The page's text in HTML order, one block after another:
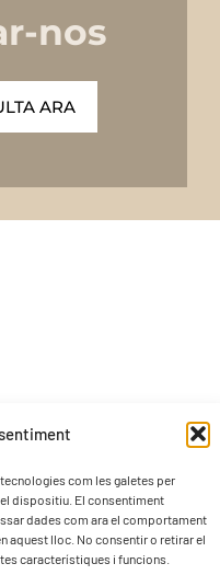
com les galetes per
dispositiu. El consentiment
dades com ara el comportament
aquest lloc. No consentir o retirar el
característiques i funcions.
nos
ARA